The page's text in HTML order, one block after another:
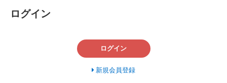
ログイン
ログイン
新規会員登録